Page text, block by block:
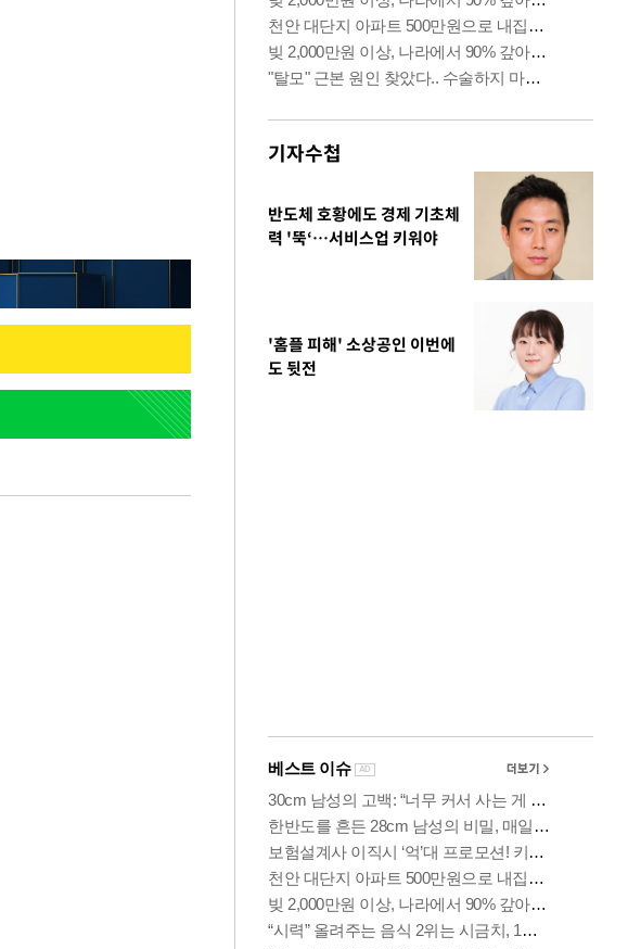
기자수첩
반도체 호황에도 경제 기초체
력 '뚝‘…서비스업 키워야
'홈플 피해' 소상공인 이번에
도 뒷전